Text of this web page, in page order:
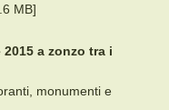
MB]
a zonzo tra i
monumenti e